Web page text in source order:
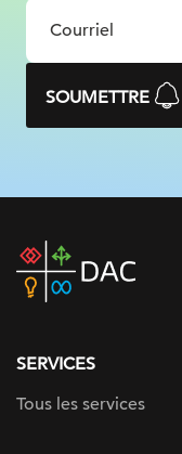
SOUMETTRE
DAC
home
SERVICES
Tous les services